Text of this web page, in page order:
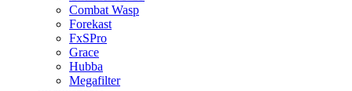
Combat Wasp
Forekast
FxSPro
Grace
Hubba
Megafilter